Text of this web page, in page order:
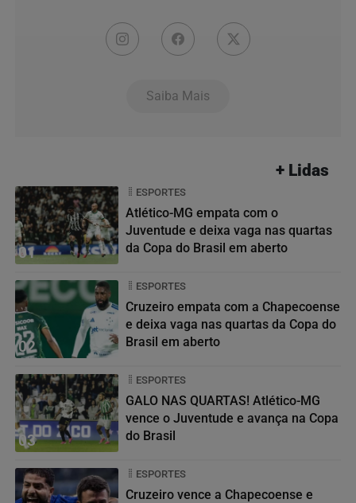
Saiba Mais
+ Lidas
01
ESPORTES
Atlético-MG empata com o
Juventude e deixa vaga nas quartas
da Copa do Brasil em aberto
02
ESPORTES
Cruzeiro empata com a Chapecoense
e deixa vaga nas quartas da Copa do
Brasil em aberto
03
ESPORTES
GALO NAS QUARTAS! Atlético-MG
vence o Juventude e avança na Copa
do Brasil
ESPORTES
Cruzeiro vence a Chapecoense e